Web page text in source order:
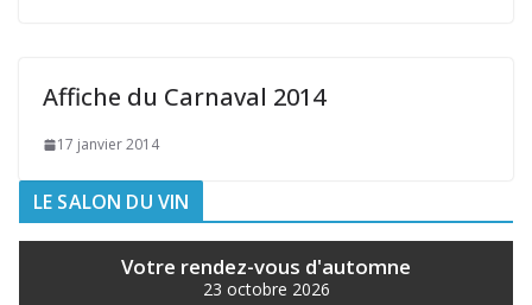
Affiche du Carnaval 2014
17 janvier 2014
LE SALON DU VIN
Votre rendez-vous d'automne
23 octobre 2026